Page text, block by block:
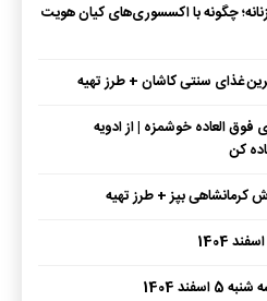
چگونه با اکسسوری‌های کیان هویت
غذای سنتی کاشان + طرز تهیه
العاده خوشمزه | از ادویه
کن
کرمانشاهی بپز + طرز تهیه
1404